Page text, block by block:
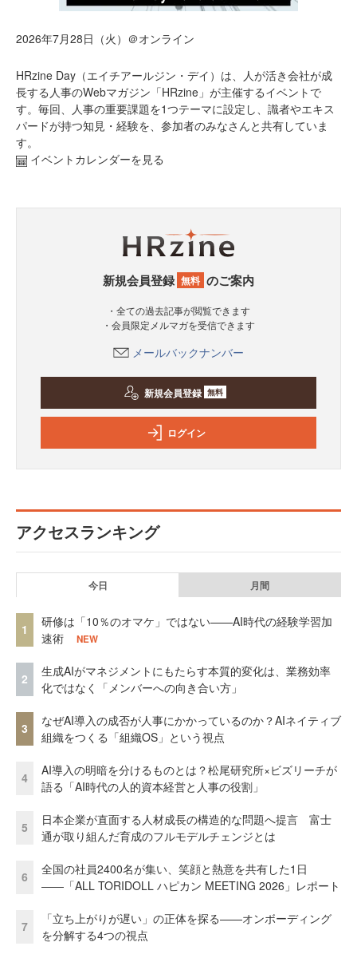
2026年7月28日（火）＠オンライン
HRzine Day（エイチアールジン・デイ）は、人が活き会社が成
長する人事のWebマガジン「HRzine」が主催するイベントで
す。毎回、人事の重要課題を1つテーマに設定し、識者やエキス
パードが持つ知見・経験を、参加者のみなさんと共有していま
す。
イベントカレンダーを見る
新規会員登録 無料 のご案内
・全ての過去記事が閲覧できます
・会員限定メルマガを受信できます
メールバックナンバー
新規会員登録 無料
ログイン
アクセスランキング
今日 月間
1
研修は「10％のオマケ」ではない——AI時代の経験学習加
速術
NEW
2
生成AIがマネジメントにもたらす本質的変化は、業務効率
化ではなく「メンバーへの向き合い方」
3
なぜAI導入の成否が人事にかかっているのか？AIネイティブ
組織をつくる「組織OS」という視点
4
AI導入の明暗を分けるものとは？松尾研究所×ビズリーチが
語る「AI時代の人的資本経営と人事の役割」
5
日本企業が直面する人材成長の構造的な問題へ提言 富士
通が取り組んだ育成のフルモデルチェンジとは
6
全国の社員2400名が集い、笑顔と熱意を共有した1日
――「ALL TORIDOLL ハピカン MEETING 2026」レポート
7
「立ち上がりが遅い」の正体を探る——オンボーディング
を分解する4つの視点